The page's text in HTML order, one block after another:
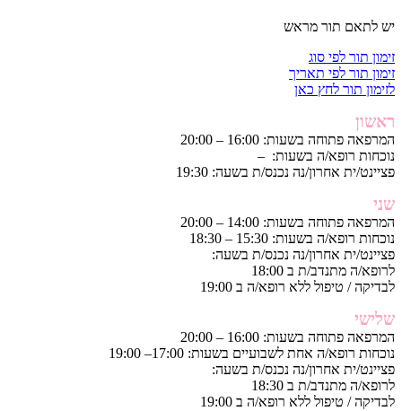
יש לתאם תור מראש
זימון תור לפי סוג
זימון תור לפי תאריך
לזימון תור לחץ כאן
ראשון
המרפאה פתוחה בשעות: 16:00 – 20:00
נוכחות רופא/ה בשעות: –
פציינט/ית אחרון/נה נכנס/ת בשעה: 19:30
שני
המרפאה פתוחה בשעות: 14:00 – 20:00
נוכחות רופא/ה בשעות: 15:30 – 18:30
פציינט/ית אחרון/נה נכנס/ת בשעה:
לרופא/ה מתנדב/ת ב 18:00
לבדיקה / טיפול ללא רופא/ה ב 19:00
שלישי
המרפאה פתוחה בשעות: 16:00 – 20:00
נוכחות רופא/ה אחת לשבועיים בשעות: 17:00– 19:00
פציינט/ית אחרון/נה נכנס/ת בשעה:
לרופא/ה מתנדב/ת ב 18:30
לבדיקה / טיפול ללא רופא/ה ב 19:00